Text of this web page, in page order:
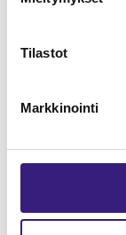
Tilastot
Markkinointi